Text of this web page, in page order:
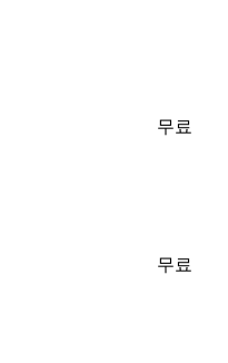
무료
무료